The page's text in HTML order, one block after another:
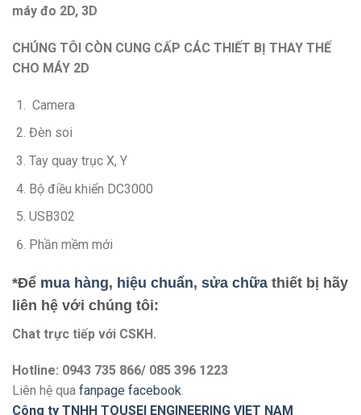
máy đo 2D, 3D
CHÚNG TÔI CÒN CUNG CẤP CÁC THIẾT BỊ THAY THẾ
CHO MÁY 2D
Camera
Đèn soi
Tay quay trục X, Y
Bộ điều khiển DC3000
USB302
Phần mềm mới
*Để mua hàng, hiệu chuẩn, sửa chữa thiết bị hãy
liên hệ với chúng tôi:
Chat trực tiếp với CSKH.
Hotline: 0943 735 866/ 085 396 1223
Liên hệ qua fanpage facebook.
Công ty TNHH TOUSEI ENGINEERING VIET NAM